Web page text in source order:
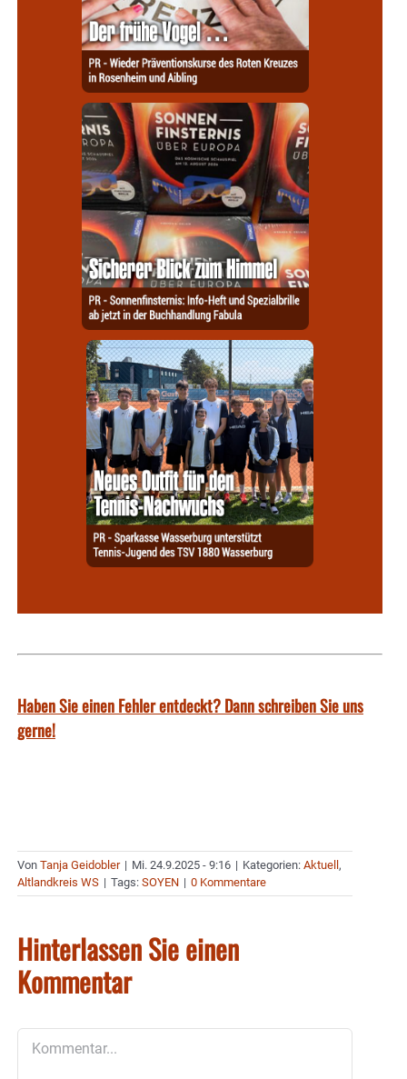
Haben Sie einen Fehler entdeckt? Dann schreiben Sie uns
gerne!
Von Tanja Geidobler | Mi. 24.9.2025 - 9:16 | Kategorien: Aktuell ,
Altlandkreis WS | Tags: SOYEN | 0 Kommentare
Hinterlassen Sie einen
Kommentar